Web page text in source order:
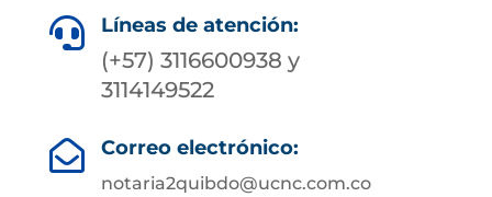
 Líneas de atención:
(+57) 3116600938 y
3114149522
 Correo electrónico:
notaria2quibdo@ucnc.com.co